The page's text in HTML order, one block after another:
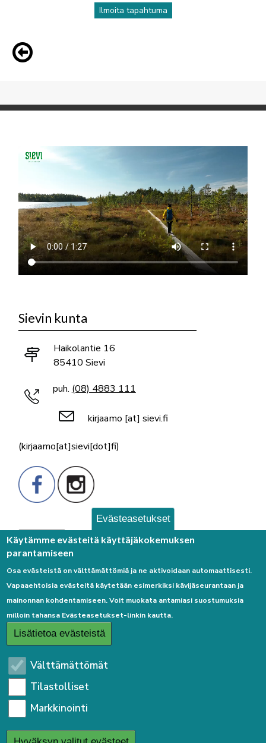
Ilmoita tapahtuma
Sievin kunta
Haikolantie 16
85410 Sievi
puh. (08) 4883 111
kirjaamo [at] sievi.fi
(kirjaamo[at]sievi[dot]fi)
Palaute
Linkkejä
Etusivulle
Kirjaudu sisään
Saavutettavuusseloste
Sivukartta
Tietosuojaseloste
Evästeasetukset
Käytämme evästeitä käyttäjäkokemuksen
parantamiseen
Osa evästeistä on välttämättömiä ja ne aktivoidaan automaattisesti.
Vapaaehtoisia evästeitä käytetään esimerkiksi kävijäseurantaan ja
mainonnan kohdentamiseen. Voit muokata antamiasi suostumuksia
milloin tahansa Evästeasetukset-linkin kautta.
Lisätietoa evästeistä
Välttämättömät
Tilastolliset
Markkinointi